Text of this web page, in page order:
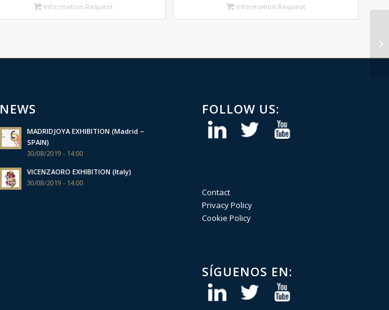
Information Request Information Request
NEWS
MADRIDJOYA EXHIBITION (Madrid –
SPAIN)
30/08/2019 - 14:00
VICENZAORO EXHIBITION (Italy)
30/08/2019 - 14:00
FOLLOW US:
Contact
Privacy Policy
Cookie Policy
SÍGUENOS EN: